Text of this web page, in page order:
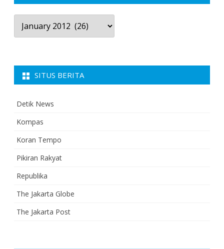
Arsip
Berita
SITUS BERITA
Detik News
Kompas
Koran Tempo
Pikiran Rakyat
Republika
The Jakarta Globe
The Jakarta Post